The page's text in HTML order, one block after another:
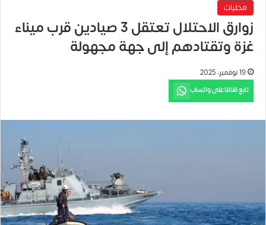
محليات
زوارق الاحتلال تعتقل 3 صيادين قرب ميناء
غزة وتقتادهم إلى جهة مجهولة
19 نوفمبر، 2025
تابع قناتنا على واتساب